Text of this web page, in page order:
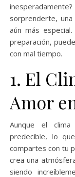
sorprenderte,
aún más
preparación,
con mal tiempo.
1. El
Amor
Aunque el
predecible, lo
compartes con tu
crea una
siendo